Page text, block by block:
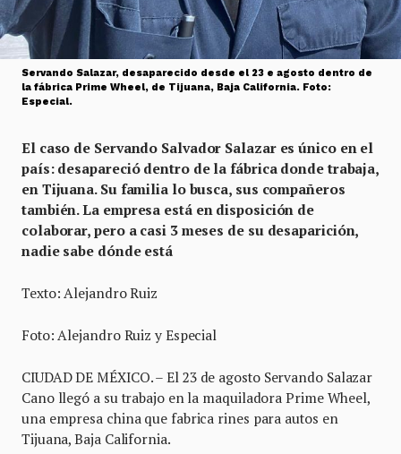
Servando Salazar, desaparecido desde el 23 e agosto dentro de
la fábrica Prime Wheel, de Tijuana, Baja California. Foto:
Especial.
El caso de Servando Salvador Salazar es único en el
país: desapareció dentro de la fábrica donde trabaja,
en Tijuana. Su familia lo busca, sus compañeros
también. La empresa está en disposición de
colaborar, pero a casi 3 meses de su desaparición,
nadie sabe dónde está
Texto: Alejandro Ruiz
Foto: Alejandro Ruiz y Especial
CIUDAD DE MÉXICO. – El 23 de agosto Servando Salazar
Cano llegó a su trabajo en la maquiladora Prime Wheel,
una empresa china que fabrica rines para autos en
Tijuana, Baja California.